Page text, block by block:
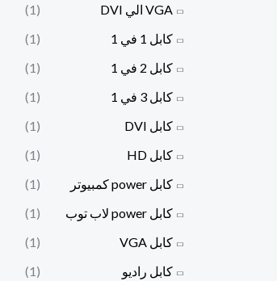
VGA الي DVI
(1)
كابل 1 في 1
(1)
كابل 2 في 1
(1)
كابل 3 في 1
(1)
كابل DVI
(1)
كابل HD
(1)
كابل power كمبيوتر
(1)
كابل power لاب توب
(1)
كابل VGA
(1)
كابل راديو
(1)